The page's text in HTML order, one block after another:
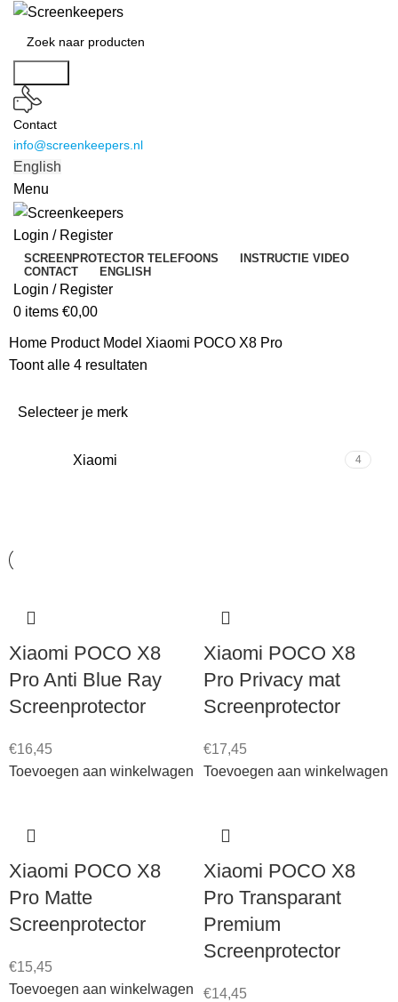
Contact
info@screenkeepers.nl
English
Menu
Login / Register
SCREENPROTECTOR TELEFOONS
INSTRUCTIE VIDEO
CONTACT
ENGLISH
Login / Register
0 items €0,00
Home Product Model Xiaomi POCO X8 Pro
Toont alle 4 resultaten
Selecteer je merk
Xiaomi 4
Xiaomi POCO X8
Pro Anti Blue Ray
Screenprotector
€16,45
Toevoegen aan winkelwagen
Xiaomi POCO X8
Pro Privacy mat
Screenprotector
€17,45
Toevoegen aan winkelwagen
Xiaomi POCO X8
Pro Matte
Screenprotector
€15,45
Toevoegen aan winkelwagen
Xiaomi POCO X8
Pro Transparant
Premium
Screenprotector
€14,45